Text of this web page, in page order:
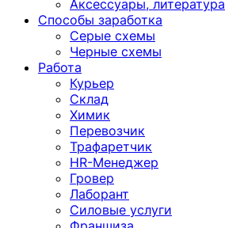
Аксессуары, литература
Способы заработка
Серые схемы
Черные схемы
Работа
Курьер
Склад
Химик
Перевозчик
Трафаретчик
HR-Менеджер
Гровер
Лаборант
Силовые услуги